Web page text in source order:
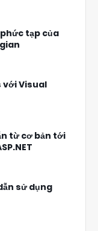
tạp của
với Visual
từ cơ bản tới
sử dụng